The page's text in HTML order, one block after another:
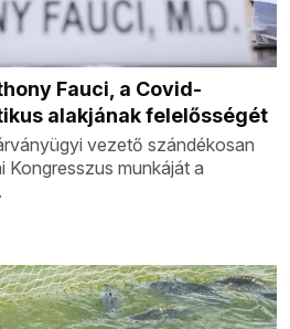
Fauci, a Covid-
alakjának felelősségét
vezető szándékosan
Kongresszus munkáját a